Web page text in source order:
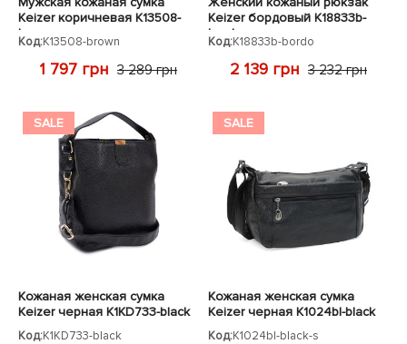
Keizer коричневая K13508-
brown
Код:K13508-brown
1 797 грн 3 289 грн
Keizer бордовый K18833b-
bordo
Код:K18833b-bordo
2 139 грн 3 232 грн
SALE
Кожаная женская сумка
Keizer черная K1KD733-black
Код:K1KD733-black
SALE
Кожаная женская сумка
Keizer черная K1024bl-black
Код:K1024bl-black-s